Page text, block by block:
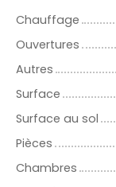
Chauffage
Ouvertures
Autres
Surface
Surface au sol
Pièces
Chambres